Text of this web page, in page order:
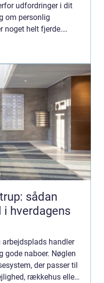
udfordringer i dit
om personlig
noget helt fjerde.
sådan
i hverdagens
arbejdsplads handler
gode naboer. Nøglen
der passer til
rækkehus eller